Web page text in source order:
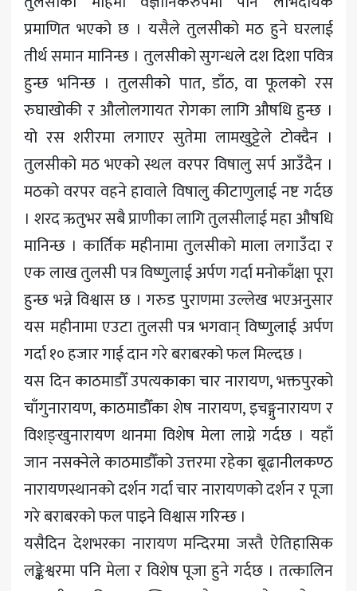
प्रमाणित भएको छ । यसैले तुलसीको मठ हुने घरलाई
तीर्थ समान मानिन्छ । तुलसीको सुगन्धले दश दिशा पवित्र
हुन्छ भनिन्छ । तुलसीको पात, डाँठ, वा फूलको रस
रुघाखोकी र औलोलगायत रोगका लागि औषधि हुन्छ ।
यो रस शरीरमा लगाएर सुतेमा लामखुट्टेले टोक्दैन ।
तुलसीको मठ भएको स्थल वरपर विषालु सर्प आउँदैन ।
मठको वरपर वहने हावाले विषालु कीटाणुलाई नष्ट गर्दछ
। शरद ऋतुभर सबै प्राणीका लागि तुलसीलाई महा औषधि
मानिन्छ । कार्तिक महीनामा तुलसीको माला लगाउँदा र
एक लाख तुलसी पत्र विष्णुलाई अर्पण गर्दा मनोकाँक्षा पूरा
हुन्छ भन्ने विश्वास छ । गरुड पुराणमा उल्लेख भएअनुसार
यस महीनामा एउटा तुलसी पत्र भगवान् विष्णुलाई अर्पण
गर्दा १० हजार गाई दान गरे बराबरको फल मिल्दछ ।
यस दिन काठमाडौँ उपत्यकाका चार नारायण, भक्तपुरको
चाँगुनारायण, काठमाडौँका शेष नारायण, इचङ्गुनारायण र
विशङ्खुनारायण थानमा विशेष मेला लाग्ने गर्दछ । यहाँ
जान नसक्नेले काठमाडौँको उत्तरमा रहेका बूढानीलकण्ठ
नारायणस्थानको दर्शन गर्दा चार नारायणको दर्शन र पूजा
गरे बराबरको फल पाइने विश्वास गरिन्छ ।
यसैदिन देशभरका नारायण मन्दिरमा जस्तै ऐतिहासिक
लङ्केश्वरमा पनि मेला र विशेष पूजा हुने गर्दछ । तत्कालिन